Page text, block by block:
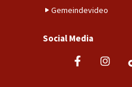
Gemeindevideo
Social Media